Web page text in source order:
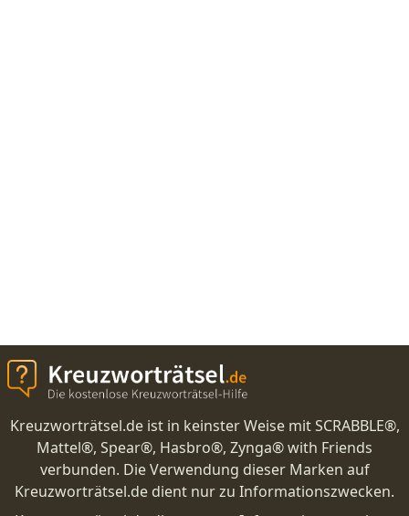
Kreuzworträtsel.de ist in keinster Weise mit SCRABBLE®,
Mattel®, Spear®, Hasbro®, Zynga® with Friends
verbunden. Die Verwendung dieser Marken auf
Kreuzworträtsel.de dient nur zu Informationszwecken.